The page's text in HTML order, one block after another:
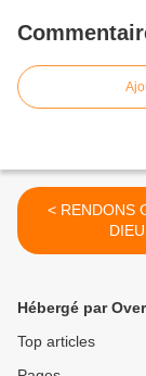
< RENDONS GRÂCE A
DIEU
Hébergé par
Top articles